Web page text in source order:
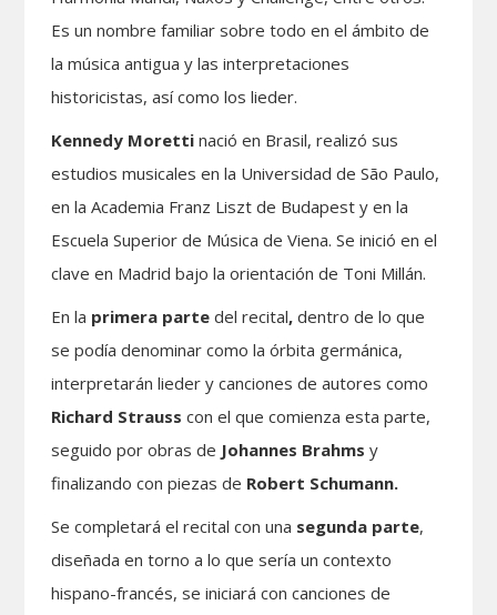
Es un nombre familiar sobre todo en el ámbito de
la música antigua y las interpretaciones
historicistas, así como los lieder.
Kennedy Moretti nació en Brasil, realizó sus
estudios musicales en la Universidad de São Paulo,
en la Academia Franz Liszt de Budapest y en la
Escuela Superior de Música de Viena. Se inició en el
clave en Madrid bajo la orientación de Toni Millán.
En la primera parte del recital,dentro de lo que
se podía denominar como la órbita germánica,
interpretarán lieder y canciones de autores como
Richard Strausscon el que comienza esta parte,
seguido por obras de Johannes Brahmsy
finalizando con piezas de Robert Schumann.
Se completará el recital con una segunda parte,
diseñada en torno a lo que sería un contexto
hispano-francés, se iniciará con canciones de